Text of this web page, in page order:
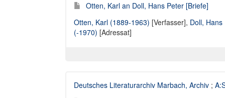
Otten, Karl an Doll, Hans Peter [Briefe]
Otten, Karl (1889-1963) [Verfasser], Doll,
(-1970) [Adressat]
Deutsches Literaturarchiv Marbach, Archiv ;